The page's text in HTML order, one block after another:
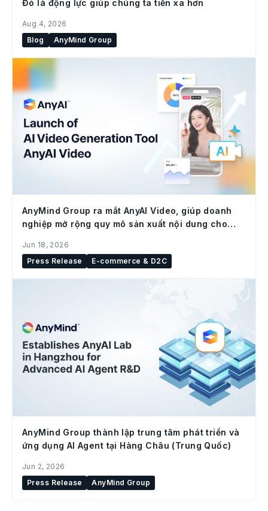
Đó là động lực giúp chúng ta tiến xa hơn
Aug 4, 2026
Blog
AnyMind Group
AnyMind Group ra mắt AnyAI Video, giúp doanh
nghiệp mở rộng quy mô sản xuất nội dung cho
Jun 18, 2026
Press Release
E-commerce & D2C
AnyMind Group thành lập trung tâm phát triển và
ứng dụng AI Agent tại Hàng Châu (Trung Quốc)
Jun 2, 2026
Press Release
AnyMind Group